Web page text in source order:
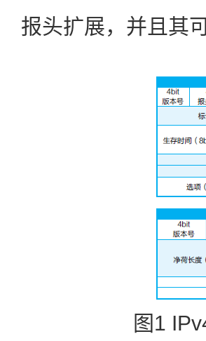
报头扩展，并且其
图1